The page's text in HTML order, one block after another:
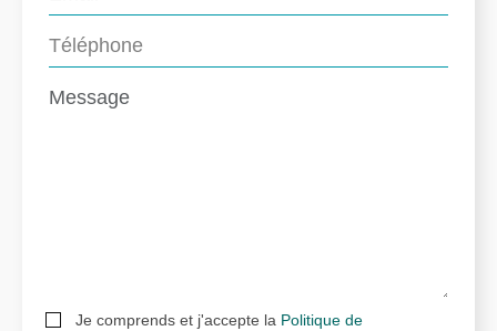
Je comprends et j'accepte la Politique de